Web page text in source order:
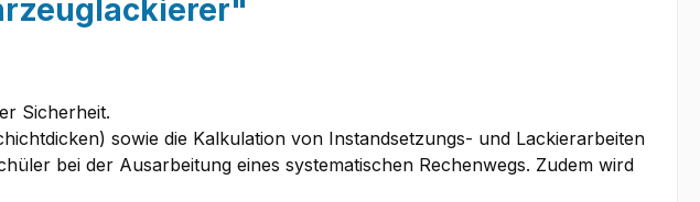
Sicherheit.
sowie die Kalkulation von Instandsetzungs- und Lackierarbeiten
bei der Ausarbeitung eines systematischen Rechenwegs. Zudem wird